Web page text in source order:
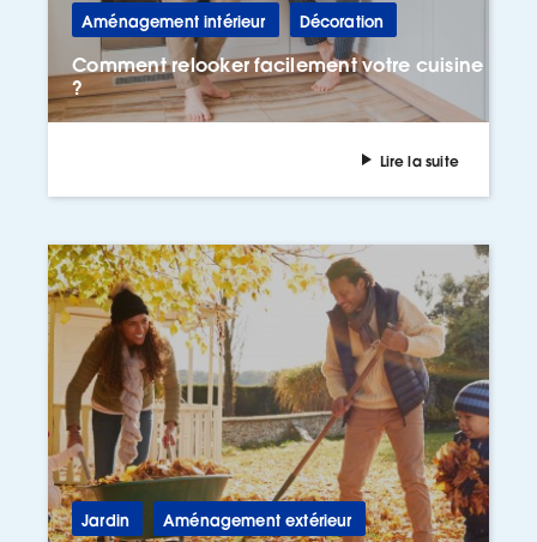
Aménagement intérieur Décoration
Comment relooker facilement votre cuisine
?
Lire la suite
Jardin Aménagement extérieur